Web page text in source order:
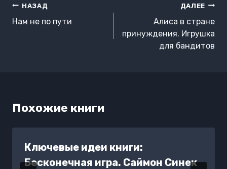
Навигация
по
НАЗАД
Нам не по пути
ДАЛЕЕ
Алиса в стране
принуждения. Игрушка
для бандитов
Похожие книги
Ключевые идеи книги:
Бесконечная игра. Саймон Синек